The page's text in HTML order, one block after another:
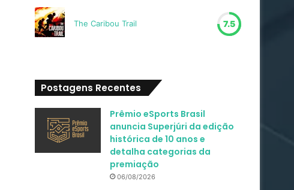
The Caribou Trail 7.5
Postagens Recentes
Prêmio eSports Brasil
anuncia Superjúri da edição
histórica de 10 anos e
detalha categorias da
premiação
06/08/2026